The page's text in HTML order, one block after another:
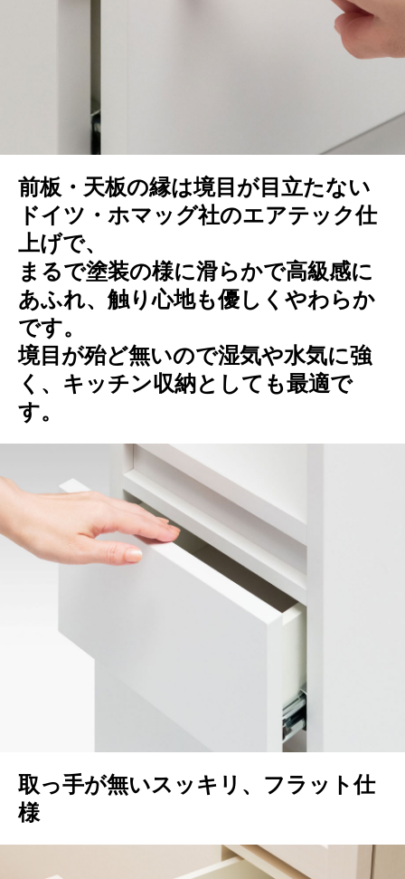
前板・天板の縁は境目が目立たない
ドイツ・ホマッグ社のエアテック仕
上げで、
まるで塗装の様に滑らかで高級感に
あふれ、触り心地も優しくやわらか
です。
境目が殆ど無いので湿気や水気に強
く、キッチン収納としても最適で
す。
取っ手が無いスッキリ、フラット仕
様